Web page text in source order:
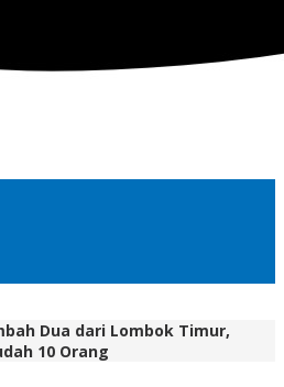
Dua dari Lombok Timur,
10 Orang